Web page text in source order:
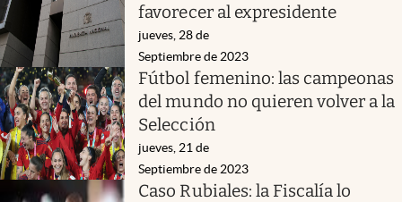
favorecer al expresidente
jueves, 28 de
Septiembre de 2023
Fútbol femenino: las campeonas
del mundo no quieren volver a la
Selección
jueves, 21 de
Septiembre de 2023
Caso Rubiales: la Fiscalía lo